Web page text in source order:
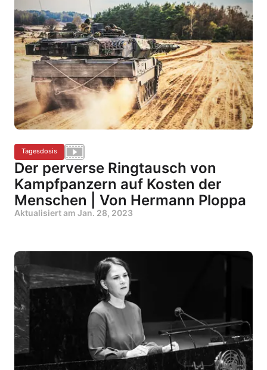
Tagesdosis
Der perverse Ringtausch von
Kampfpanzern auf Kosten der
Menschen | Von Hermann Ploppa
Aktualisiert am Jan. 28, 2023